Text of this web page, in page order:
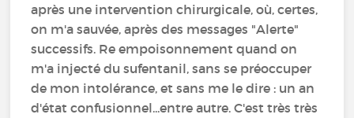
après une intervention chirurgicale, où, certes,
on m'a sauvée, après des messages "Alerte"
successifs. Re empoisonnement quand on
m'a injecté du sufentanil, sans se préoccuper
de mon intolérance, et sans me le dire : un an
d'état confusionnel...entre autre. C'est très très